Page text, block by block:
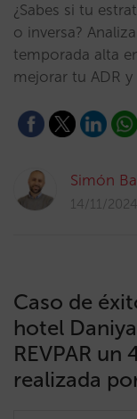
¿Sabes si tu
o inversa?
temporada alta
mejorar tu ADR
Simón
14/11/2024
Caso de
hotel
REVPAR
realizada